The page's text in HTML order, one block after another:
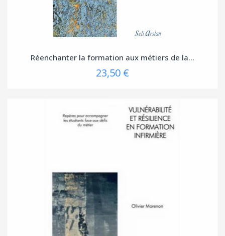
Réenchanter la formation aux métiers de la...
23,50 €